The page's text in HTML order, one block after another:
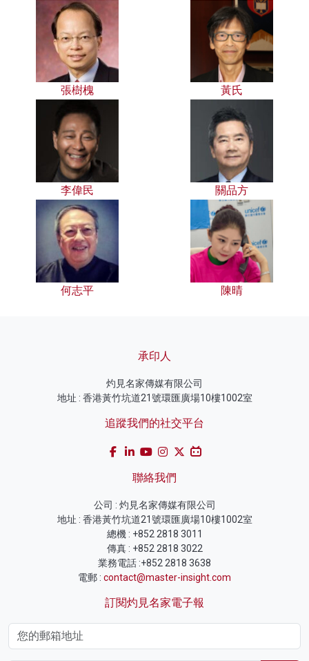
張樹槐 黃氏
李偉民 關品方
何志平 陳晴
承印人
灼見名家傳媒有限公司
地址 : 香港黃竹坑道21號環匯廣場10樓1002室
追蹤我們的社交平台
聯絡我們
公司 : 灼見名家傳媒有限公司
地址 : 香港黃竹坑道21號環匯廣場10樓1002室
總機 : +852 2818 3011
傳真 : +852 2818 3022
業務電話 :+852 2818 3638
電郵 : contact@master-insight.com
訂閱灼見名家電子報